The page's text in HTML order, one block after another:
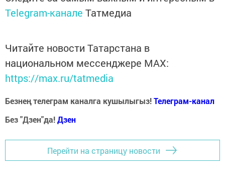
Telegram-канале Татмедиа
Читайте новости Татарстана в
национальном мессенджере MАХ:
https://max.ru/tatmedia
Безнең телеграм каналга кушылыгыз!Телеграм-канал
Без "Дзен"да!Дзен
Перейти на страницу новости